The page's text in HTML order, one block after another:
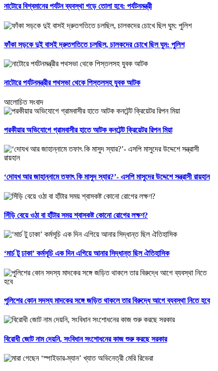
নাটোরে বিশ্বমানের পর্যটন ব্যবস্থা গড়ে তোলা হবে: পর্যটনমন্ত্রী
ফাঁকা সড়কে দুই বাসই দ্রুতগতিতে চলছিল, চালকদের চোখে ছিল ঘুম: পুলিশ
নাটোরে পর্যটনমন্ত্রীর পথসভা থেকে পিস্তলসহ যুবক আটক
আলোচিত সংবাদ
পরকীয়ার অভিযোগে গ্রামবাসীর হাতে আটক কনটেন্ট ক্রিয়েটর রিপন মিয়া
‘দোযখ আর জাহান্নামে তফাৎ কি মাসুদ স্যার?’- এসপি মাসুদের উদ্দেশে সন্ত্রাসী রায়হান
সিঁড়ি বেয়ে ওঠা বা হাঁটার সময় শ্বাসকষ্ট কোনো রোগের লক্ষণ?
‘মার্চ টু ঢাকা’ কর্মসূচি এক দিন এগিয়ে আনার সিদ্ধান্ত ছিল ঐতিহাসিক
পুলিশের কোন সদস্য মাদকের সঙ্গে জড়িত থাকলে তার বিরুদ্ধে আগে ব্যবস্থা নিতে হবে
বিরোধী জোট নাম দেয়নি, সংবিধান সংশোধনের কাজ শুরু করছে সরকার